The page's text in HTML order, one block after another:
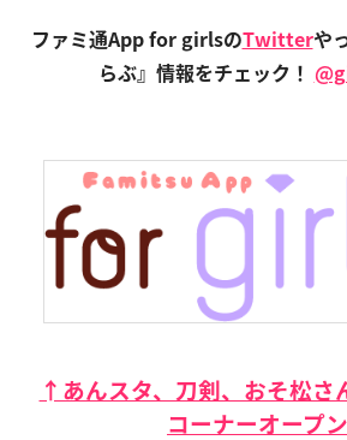
ファミ通App for girlsのTwitterや
らぶ』情報をチェック！
↑あんスタ、刀剣、おそ松さ
コーナーオープン